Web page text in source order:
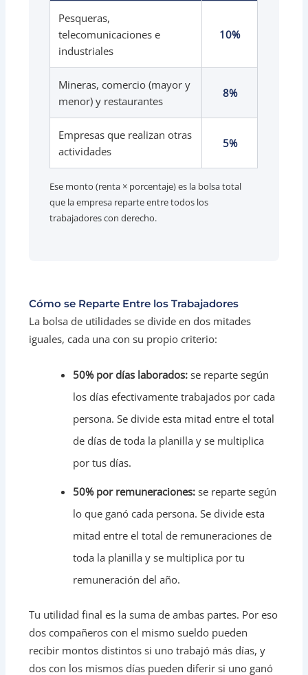
Pesqueras,
telecomunicaciones e
industriales
10%
Mineras, comercio (mayor y
menor) y restaurantes
8%
Empresas que realizan otras
actividades
5%
Ese monto (renta × porcentaje) es la bolsa total
que la empresa reparte entre todos los
trabajadores con derecho.
Cómo se Reparte Entre los Trabajadores
La bolsa de utilidades se divide en dos mitades
iguales, cada una con su propio criterio:
50% por días laborados: se reparte según
los días efectivamente trabajados por cada
persona. Se divide esta mitad entre el total
de días de toda la planilla y se multiplica
por tus días.
50% por remuneraciones: se reparte según
lo que ganó cada persona. Se divide esta
mitad entre el total de remuneraciones de
toda la planilla y se multiplica por tu
remuneración del año.
Tu utilidad final es la suma de ambas partes. Por eso
dos compañeros con el mismo sueldo pueden
recibir montos distintos si uno trabajó más días, y
dos con los mismos días pueden diferir si uno ganó